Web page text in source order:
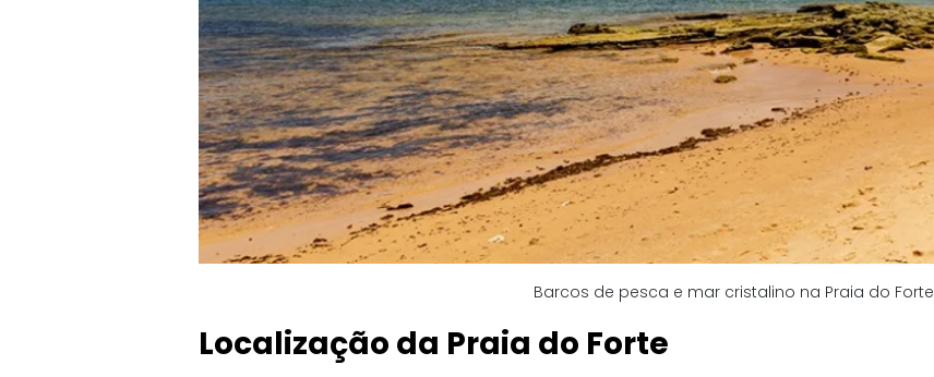
Barcos de pesca e mar cristalino na Praia do Forte
Localização da Praia do Forte